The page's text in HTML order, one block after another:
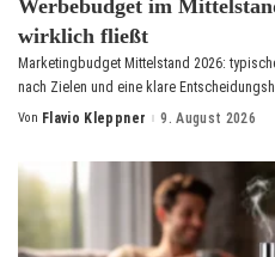
Werbebudget im
wirklich fließt
Marketingbudget Mittelstand 2026:
nach Zielen und eine klare
Posted
Von Flavio Kleppner 9. August 2026